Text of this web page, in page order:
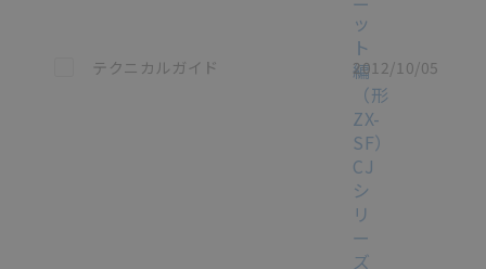
この資料を選択
テクニカルガイド
ッ
ト
編
（形
ZX-
SF）
CJ
シ
リ
ー
ズ
2012/10/05